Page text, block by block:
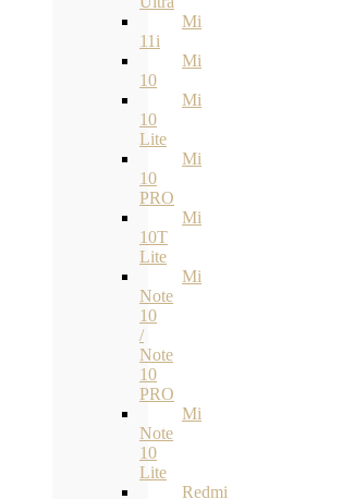
Mi
11i
Mi
10
Mi
10
Lite
Mi
10
PRO
Mi
10T
Lite
Mi
Note
10
/
Note
10
PRO
Mi
Note
10
Lite
Redmi